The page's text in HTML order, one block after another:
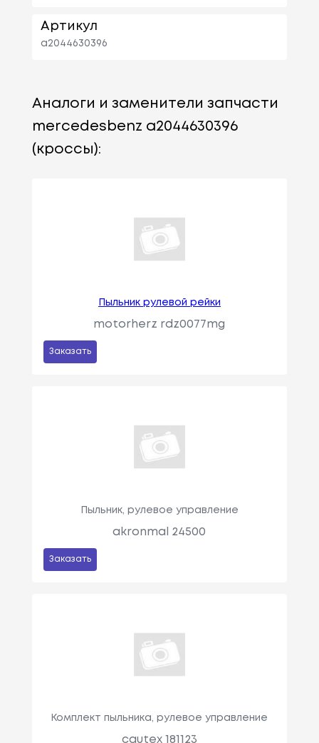
Артикул
a2044630396
Аналоги и заменители запчасти
mercedesbenz a2044630396
(кроссы):
Пыльник рулевой рейки
motorherz rdz0077mg
Заказать
Пыльник, рулевое управление
akronmal 24500
Заказать
Комплект пыльника, рулевое управление
cautex 181123